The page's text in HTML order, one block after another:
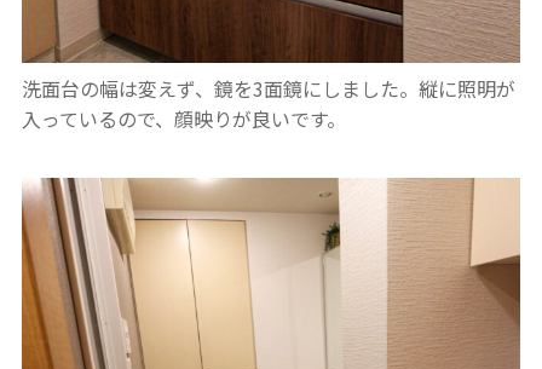
洗面台の幅は変えず、鏡を3面鏡にしました。縦に照明が
入っているので、顔映りが良いです。